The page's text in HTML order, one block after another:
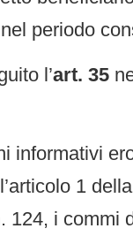
nel periodo
l’art. 35
informativi
1
124, i commi